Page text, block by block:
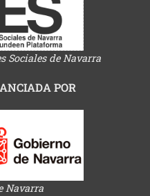
Sociales de Navarra
POR
Navarra